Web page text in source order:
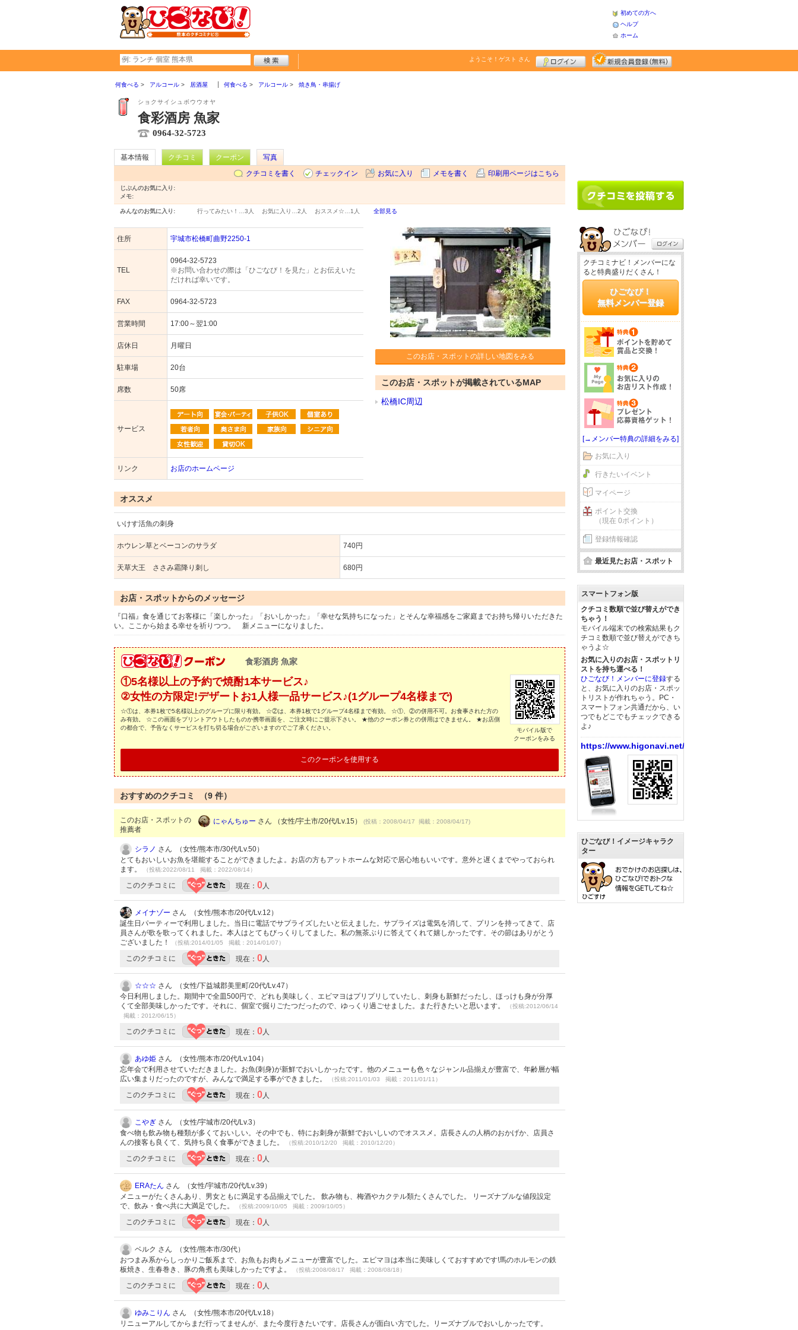
初めての方へ
ヘルプ
ホーム
ようこそ！ ゲスト さん
何食べる アルコール 居酒屋 何食べる アルコール 焼き鳥・串揚げ
ショクサイシュボウウオヤ
食彩酒房 魚家
0964-32-5723
基本情報 クチコミ クーポン
写真
クチコミを書く
チェックイン お気に入り メモを書く 印刷用ページはこちら
じぶんのお気に入り:
メモ:
みんなのお気に入り: 行ってみたい！… 3人 お気に入り… 2人 おススメ☆… 1人 全部見る
住所 宇城市松橋町曲野2250-1
TEL
0964-32-5723
※お問い合わせの際は「ひごなび！を見た」とお伝えいた
だければ幸いです。
FAX 0964-32-5723
営業時間 17:00～翌1:00
店休日 月曜日
駐車場 20台
席数 50席
サービス
リンク お店のホームページ
このお店・スポットの詳しい地図をみる
このお店・スポットが掲載されているMAP
松橋IC周辺
オススメ
いけす活魚の刺身
ホウレン草とベーコンのサラダ 740円
天草大王 ささみ霜降り刺し 680円
お店・スポットからのメッセージ
『口福』食を通じてお客様に「楽しかった」「おいしかった」「幸せな気持ちになった」とそんな幸福感をご家庭までお持ち帰りいただきた
い。ここから始まる幸せを祈りつつ。 新メニューになりました。
食彩酒房 魚家
①5名様以上の予約で焼酎1本サービス♪
②女性の方限定!デザートお1人様一品サービス♪(1グループ4名様まで)
☆①は、本券1枚で5名様以上のグループに限り有効。 ☆②は、本券1枚で1グループ4名様まで有効。 ☆①、②の併用不可。お食事された方の
み有効。 ☆この画面をプリントアウトしたものか携帯画面を、ご注文時にご提示下さい。 ★他のクーポン券との併用はできません。 ★お店側
の都合で、予告なくサービスを打ち切る場合がございますのでご了承ください。
モバイル版で
クーポンをみる
このクーポンを使用する
おすすめのクチコミ （9 件）
このお店・スポットの
推薦者
にゃんちゅー さん （女性/宇土市/20代/Lv.15） (投稿：2008/04/17 掲載：2008/04/17)
シラノ さん （女性/熊本市/30代/Lv.50）
とてもおいしいお魚を堪能することができましたよ。お店の方もアットホームな対応で居心地もいいです。意外と遅くまでやっておられ
ます。
（投稿:2022/08/11 掲載：2022/08/14）
このクチコミに 現在： 0人
メイナゾー さん （女性/熊本市/20代/Lv.12）
誕生日パーティーで利用しました。当日に電話でサプライズしたいと伝えました。サプライズは電気を消して、プリンを持ってきて、店
員さんが歌を歌ってくれました。本人はとてもびっくりしてました。私の無茶ぶりに答えてくれて嬉しかったです。その節はありがとう
ございました！
（投稿:2014/01/05 掲載：2014/01/07）
このクチコミに 現在： 0人
☆☆☆ さん （女性/下益城郡美里町/20代/Lv.47）
今日利用しました。期間中で全皿500円で、どれも美味しく、エビマヨはプリプリしていたし、刺身も新鮮だったし、ほっけも身が分厚
くて全部美味しかったです。それに、個室で掘りごたつだったので、ゆっくり過ごせました。また行きたいと思います。
（投稿:2012/06/14
掲載：2012/06/15）
このクチコミに 現在： 0人
あゆ姫 さん （女性/熊本市/20代/Lv.104）
忘年会で利用させていただきました。お魚(刺身)が新鮮でおいしかったです。他のメニューも色々なジャンル品揃えが豊富で、年齢層が幅
広い集まりだったのですが、みんなで満足する事ができました。
（投稿:2011/01/03 掲載：2011/01/11）
このクチコミに 現在： 0人
こやぎ さん （女性/宇城市/20代/Lv.3）
食べ物も飲み物も種類が多くておいしい。その中でも、特にお刺身が新鮮でおいしいのでオススメ。店長さんの人柄のおかげか、店員さ
んの接客も良くて、気持ち良く食事ができました。
（投稿:2010/12/20 掲載：2010/12/20）
このクチコミに 現在： 0人
ERAたん さん （女性/宇城市/20代/Lv.39）
メニューがたくさんあり、男女ともに満足する品揃えでした。 飲み物も、梅酒やカクテル類たくさんでした。 リーズナブルな値段設定
で、飲み・食べ共に大満足でした。
（投稿:2009/10/05 掲載：2009/10/05）
このクチコミに 現在： 0人
ベルク さん （女性/熊本市/30代）
おつまみ系からしっかりご飯系まで、お魚もお肉もメニューが豊富でした。エビマヨは本当に美味しくておすすめです!馬のホルモンの鉄
板焼き、生春巻き、豚の角煮も美味しかったですよ。
（投稿:2008/08/17 掲載：2008/08/18）
このクチコミに 現在： 0人
ゆみこりん さん （女性/熊本市/20代/Lv.18）
リニューアルしてからまだ行ってませんが、また今度行きたいです。店長さんが面白い方でした。リーズナブルでおいしかったです。
クチコミナビ！メンバーにな
ると特典盛りだくさん！
ひごなび！
無料メンバー登録
[→メンバー特典の詳細をみる]
お気に入り
行きたいイベント
マイページ
ポイント交換
（現在 0ポイント）
登録情報確認
最近見たお店・スポット
スマートフォン版
クチコミ数順で並び替えができ
ちゃう！
モバイル端末での検索結果もク
チコミ数順で並び替えができち
ゃうよ☆
お気に入りのお店・スポットリ
ストを持ち運べる！
ひごなび！メンバーに登録する
と、お気に入りのお店・スポッ
トリストが作れちゃう。PC・
スマートフォン共通だから、い
つでもどこでもチェックできる
よ♪
https://www.higonavi.net/
ひごなび！イメージキャラク
ター